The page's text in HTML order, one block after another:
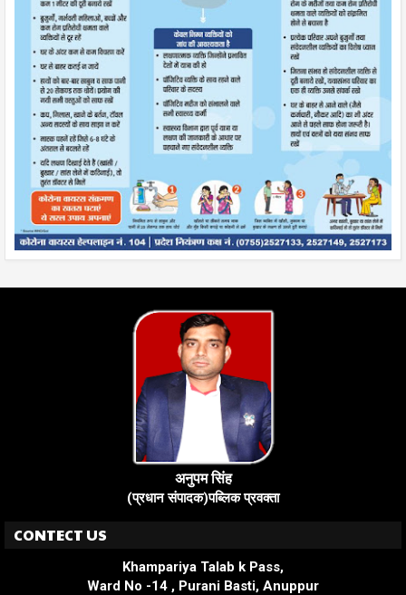
अनुपम सिंह
(प्रधान संपादक)पब्लिक प्रवक्ता
CONTECT US
Khampariya Talab k Pass,
Ward No -14 , Purani Basti, Anuppur